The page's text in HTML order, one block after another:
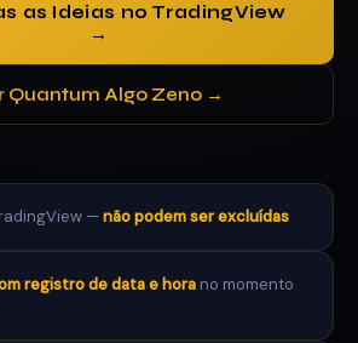
as Ideias no TradingView
→
Quantum Algo Zeno →
—não podem ser excluídas
registro de data e hora no momento